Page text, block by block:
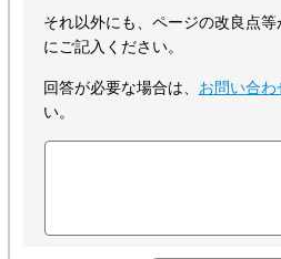
それ以外にも、ページの改良点
にご記入ください。
回答が必要な場合は、 お問い合わ
い。